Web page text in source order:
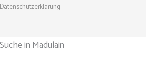
Datenschutzerklärung
Suche in Madulain